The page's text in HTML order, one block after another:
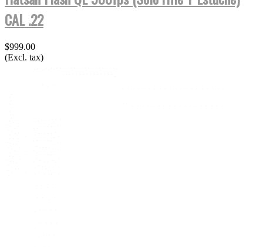
CAL .22
$999.00
(Excl. tax)